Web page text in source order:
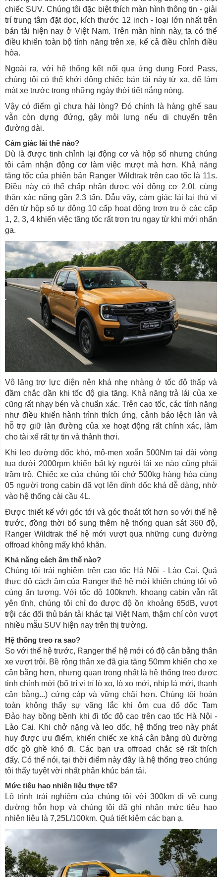
chiếc SUV. Chúng tôi đặc biệt thích màn hình thông tin - giải
trí trung tâm đặt dọc, kích thước 12 inch - loại lớn nhất trên
bán tải hiện nay ở Việt Nam. Trên màn hình này, ta có thể
điều khiển toàn bộ tính năng trên xe, kể cả điều chỉnh điều
hòa.
Ngoài ra, với hệ thống kết nối qua ứng dụng Ford Pass,
chúng tôi có thể khởi động chiếc bán tải này từ xa, để làm
mát xe trước trong những ngày thời tiết nắng nóng.
Vậy có điểm gì chưa hài lòng? Đó chính là hàng ghế sau
vẫn còn dựng đứng, gây mỏi lưng nếu di chuyển trên
đường dài.
Cảm giác lái thế nào?
Dù là được tinh chỉnh lại động cơ và hộp số nhưng chúng
tôi cảm nhận động cơ làm việc mượt mà hơn. Khả năng
tăng tốc của phiên bản Ranger Wildtrak trên cao tốc là 11s.
Điều này có thể chấp nhận được với động cơ 2.0L cùng
thân xác nặng gần 2,3 tấn. Dẫu vậy, cảm giác lái lại thú vị
đến từ hộp số tự động 10 cấp hoạt động trơn tru ở các cấp
1, 2, 3, 4 khiến việc tăng tốc rất trơn tru ngay từ khi mới nhấn
ga.
Vô lăng trợ lực điện nên khá nhẹ nhàng ở tốc độ thấp và
đầm chắc dần khi tốc độ gia tăng. Khả năng trả lái của xe
cũng rất nhạy bén và chuẩn xác. Trên cao tốc, các tính năng
như điều khiển hành trình thích ứng, cảnh báo lệch làn và
hỗ trợ giữ làn đường của xe hoạt động rất chính xác, làm
cho tài xế rất tự tin và thảnh thơi.
Khi leo đường dốc khó, mô-men xoắn 500Nm tại dải vòng
tua dưới 2000rpm khiến bất kỳ người lái xe nào cũng phải
trầm trồ. Chiếc xe của chúng tôi chở 500kg hàng hóa cùng
05 người trong cabin đã vọt lên đỉnh dốc khá dễ dàng, nhờ
vào hệ thống cài cầu 4L.
Được thiết kế với góc tới và góc thoát tốt hơn so với thế hệ
trước, đồng thời bổ sung thêm hệ thống quan sát 360 độ,
Ranger Wildtrak thế hệ mới vượt qua những cung đường
offroad không mấy khó khăn.
Khả năng cách âm thế nào?
Chúng tôi trải nghiệm trên cao tốc Hà Nội - Lào Cai. Quả
thực độ cách âm của Ranger thế hệ mới khiến chúng tôi vô
cùng ấn tượng. Với tốc độ 100km/h, khoang cabin vẫn rất
yên tĩnh, chúng tôi chỉ đo được độ ồn khoảng 65dB, vượt
trội các đối thủ bán tải khác tại Việt Nam, thậm chí còn vượt
nhiều mẫu SUV hiện nay trên thị trường.
Hệ thống treo ra sao?
So với thế hệ trước, Ranger thế hệ mới có độ cân bằng thân
xe vượt trội. Bề rộng thân xe đã gia tăng 50mm khiến cho xe
cân bằng hơn, nhưng quan trọng nhất là hệ thống treo được
tinh chỉnh mới (bố trí vị trí lò xo, lò xo mới, nhíp lá mới, thanh
cân bằng...) cứng cáp và vững chãi hơn. Chúng tôi hoàn
toàn không thấy sự văng lắc khi ôm cua đổ dốc Tam
Đảo hay bồng bềnh khi đi tốc độ cao trên cao tốc Hà Nội -
Lào Cai. Khi chở nặng và leo dốc, hệ thống treo này phát
huy được ưu điểm, khiến chiếc xe khá cân bằng dù đường
dốc gồ ghề khó đi. Các bạn ưa offroad chắc sẽ rất thích
đấy. Có thể nói, tại thời điểm này đây là hệ thống treo chúng
tôi thấy tuyệt vời nhất phân khúc bán tải.
Mức tiêu hao nhiên liệu thực tế?
Lộ trình trải nghiệm của chúng tôi với 300km đi về cung
đường hỗn hợp và chúng tôi đã ghi nhận mức tiêu hao
nhiên liệu là 7,25L/100km. Quá tiết kiệm các bạn ạ.